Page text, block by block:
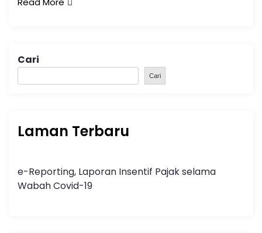
Cari
Cari
Laman Terbaru
e-Reporting, Laporan Insentif Pajak selama
Wabah Covid-19